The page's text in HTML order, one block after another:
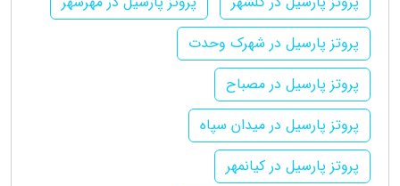
پروتز پارسیل در شهرک وحدت
پروتز پارسیل در مصباح
پروتز پارسیل در میدان سپاه
پروتز پارسیل در کیانمهر